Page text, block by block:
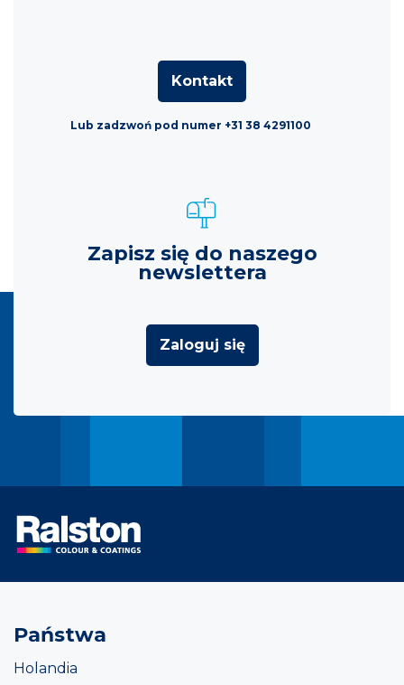
Kontakt
Lub zadzwoń pod numer +31 38 4291100
Zapisz się do naszego
newslettera
Zaloguj się
Państwa
Holandia